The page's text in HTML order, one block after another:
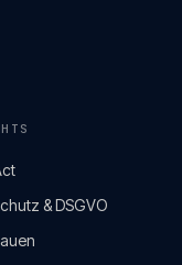
& DSGVO